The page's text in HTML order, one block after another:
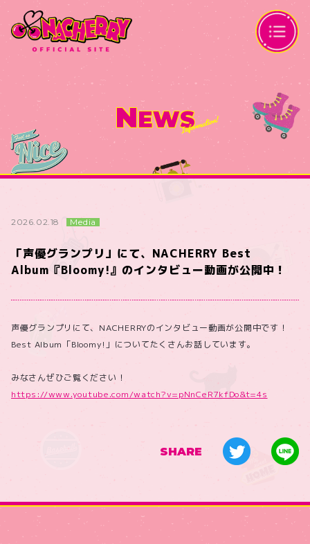
NEWS
2026.02.18 Media
「声優グランプリ」にて、NACHERRY Best
Album『Bloomy!』のインタビュー動画が公開中！
声優グランプリにて、NACHERRYのインタビュー動画が公開中です！
Best Album「Bloomy!」についてたくさんお話しています。
みなさんぜひご覧ください！
https://www.youtube.com/watch?v=pNnCeR7kfDo&t=4s
SHARE